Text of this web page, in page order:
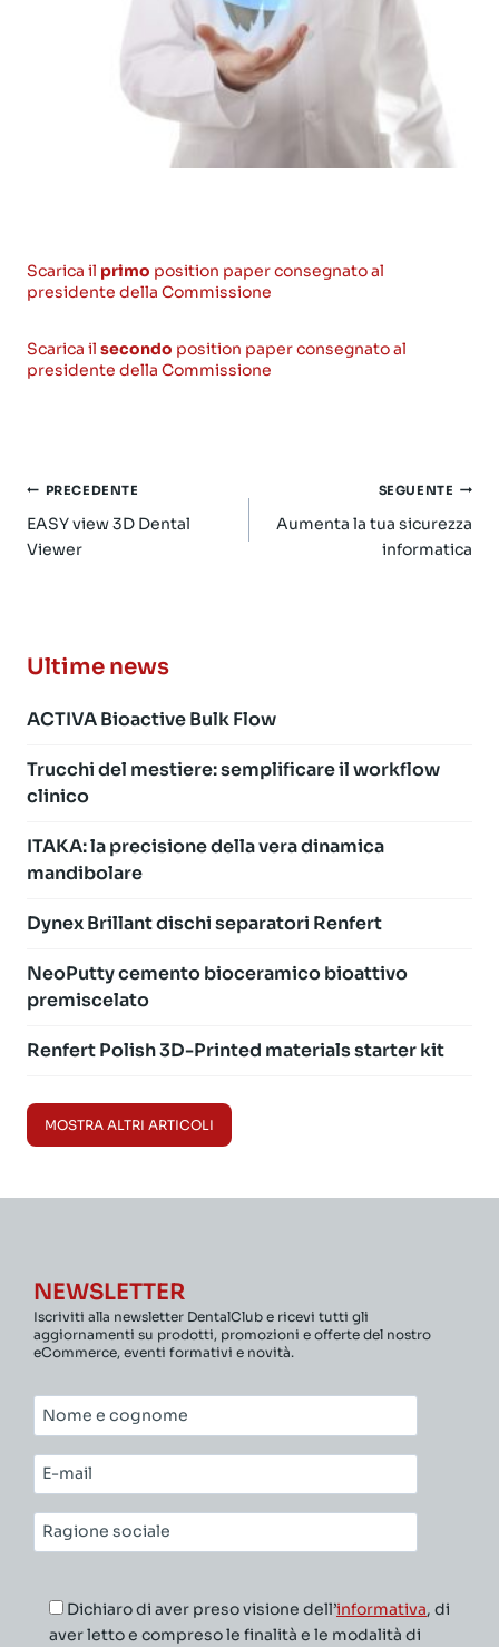
Scarica il primo position paper consegnato al
presidente della Commissione
Scarica il secondo position paper consegnato al
presidente della Commissione
Navigazione
articoli
PRECEDENTE
EASY view 3D Dental
Viewer
SEGUENTE
Aumenta la tua sicurezza
informatica
Ultime news
ACTIVA Bioactive Bulk Flow
Trucchi del mestiere: semplificare il workflow
clinico
ITAKA: la precisione della vera dinamica
mandibolare
Dynex Brillant dischi separatori Renfert
NeoPutty cemento bioceramico bioattivo
premiscelato
Renfert Polish 3D-Printed materials starter kit
MOSTRA ALTRI ARTICOLI
NEWSLETTER
Iscriviti alla newsletter DentalClub e ricevi tutti gli
aggiornamenti su prodotti, promozioni e offerte del nostro
eCommerce, eventi formativi e novità.
Nome
e
cognome*
E-
mail*
Ragione
sociale*
Dichiaro di aver preso visione dell’informativa, di
aver letto e compreso le finalità e le modalità di